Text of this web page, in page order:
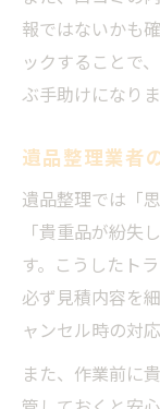
報ではないかも
ックすることで
ぶ手助けになりま
遺品整理業者
遺品整理では「
「貴重品が紛失
す。こうしたト
必ず見積内容を
ャンセル時の対
また、作業前に